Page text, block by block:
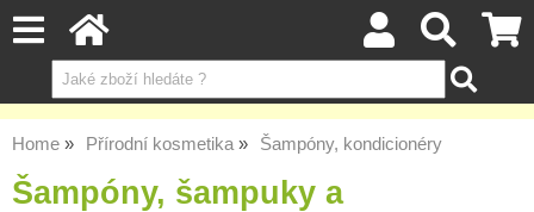
Home Přírodní kosmetika Šampóny, kondicionéry
Šampóny, šampuky a